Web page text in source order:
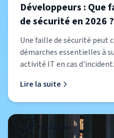
Développeurs : Que
de sécurité en 2026 ?
Une faille de sécurité peut
démarches essentielles à
activité IT en cas d'incident.
Lire la suite
RC Professionnelle